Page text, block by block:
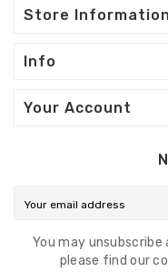
Store Information
Info
Your Account
You may
please find our